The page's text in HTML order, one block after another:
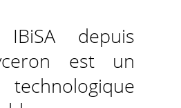
IBiSA depuis
est un